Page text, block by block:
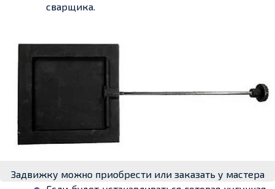
сварщика.
Задвижку можно приобрести или заказать у мастера